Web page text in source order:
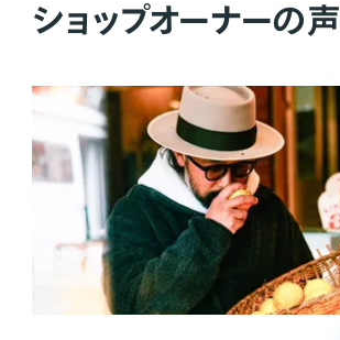
ショップオーナーの声